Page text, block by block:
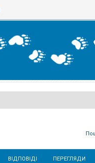
ВІДПОВІДІ ПЕРЕГЛЯДИ